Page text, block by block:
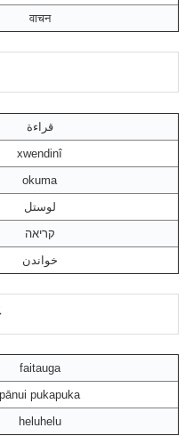
वाचन
قراءة
xwendinî
okuma
لوستل
קריאה
خواندن
faitauga
pānui pukapuka
heluhelu